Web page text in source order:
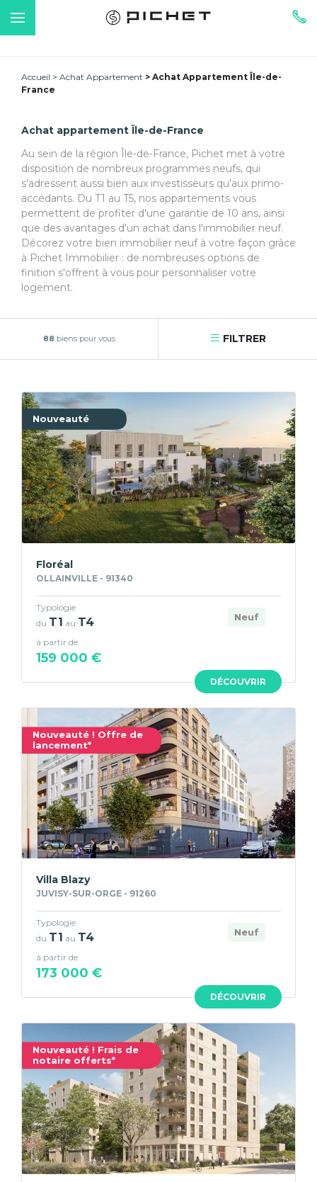
Accueil Achat Appartement
Achat Appartement Île-de-
France
Achat appartement Île-de-France
Au sein de la région Île-de-France, Pichet met à votre
disposition de nombreux programmes neufs, qui
s'adressent aussi bien aux investisseurs qu'aux primo-
accédants. Du T1 au T5, nos appartements vous
permettent de profiter d'une garantie de 10 ans, ainsi
que des avantages d'un achat dans l'immobilier neuf.
Décorez votre bien immobilier neuf à votre façon grâce
à Pichet Immobilier : de nombreuses options de
finition s'offrent à vous pour personnaliser votre
logement.
88 biens pour vous FILTRER
Nouveauté
DÉCOUVRIR
Floréal
OLLAINVILLE - 91340
Neuf
Typologie
du T1 au T4
à partir de
159 000 €
Nouveauté ! Offre de
lancement*
DÉCOUVRIR
Villa Blazy
JUVISY-SUR-ORGE - 91260
Neuf
Typologie
du T1 au T4
à partir de
173 000 €
Nouveauté ! Frais de
notaire offerts*